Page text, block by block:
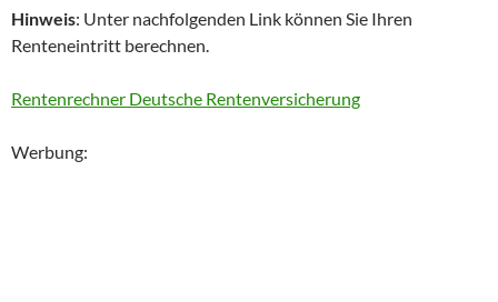
Hinweis: Unter nachfolgenden Link können Sie Ihren
Renteneintritt berechnen.
Rentenrechner Deutsche Rentenversicherung
Werbung: